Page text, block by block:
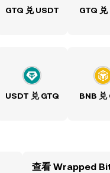
GTQ 兑 USDT GTQ 兑
USDT 兑 GTQ BNB 兑
查看 Wrapped